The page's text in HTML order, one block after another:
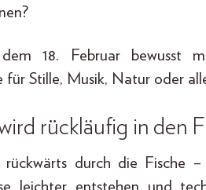
18. Februar bewusst
Stille, Musik, Natur oder
rückläufig in den
durch die Fische
leichter entstehen und